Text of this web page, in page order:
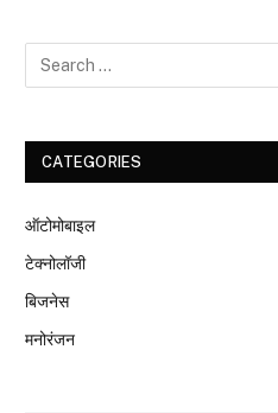
CATEGORIES
ऑटोमोबाइल
टेक्नोलॉजी
बिजनेस
मनोरंजन